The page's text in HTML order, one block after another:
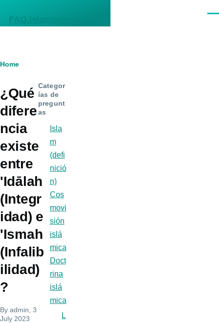
FAQ.islamoriente.com
Breadcrumb
Home
¿Qué
difere
ncia
existe
entre
'Idālah
(Integr
idad) e
'Ismah
(Infalib
ilidad)
?
By admin , 3
July 2023
Categor
ías de
pregunt
as
Isla
m
(defi
nició
n)
Cos
movi
sión
islá
mica
Doct
rina
islá
mica
L